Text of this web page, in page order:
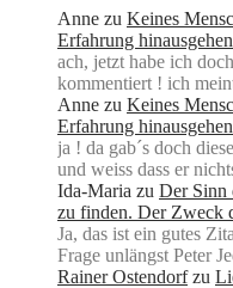
Anne zu Keines
Erfahrung
ach, jetzt habe ich
kommentiert ! ich
Anne zu Keines
Erfahrung
ja ! da gab´s doch
und weiss dass er
Ida-Maria zu Der Sinn
zu finden. Der Zweck
Ja, das ist ein gutes
Frage unlängst Peter
Rainer Ostendorf zu